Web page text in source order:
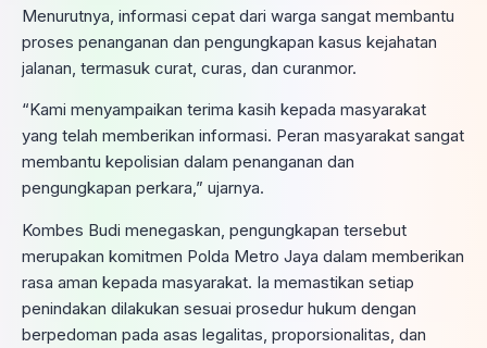
Menurutnya, informasi cepat dari warga sangat membantu
proses penanganan dan pengungkapan kasus kejahatan
jalanan, termasuk curat, curas, dan curanmor.
“Kami menyampaikan terima kasih kepada masyarakat
yang telah memberikan informasi. Peran masyarakat sangat
membantu kepolisian dalam penanganan dan
pengungkapan perkara,” ujarnya.
Kombes Budi menegaskan, pengungkapan tersebut
merupakan komitmen Polda Metro Jaya dalam memberikan
rasa aman kepada masyarakat. Ia memastikan setiap
penindakan dilakukan sesuai prosedur hukum dengan
berpedoman pada asas legalitas, proporsionalitas, dan